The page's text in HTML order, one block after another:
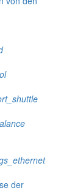
der